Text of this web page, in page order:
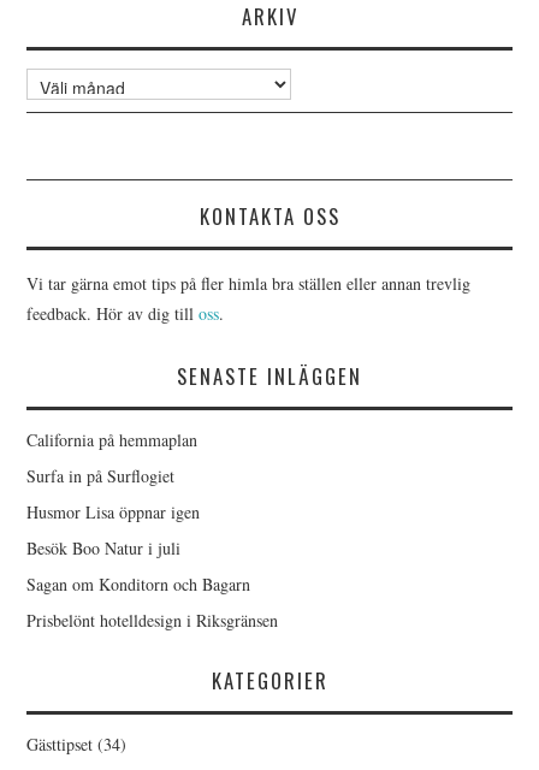
ARKIV
Arkiv
KONTAKTA OSS
Vi tar gärna emot tips på fler himla bra ställen eller annan trevlig
feedback. Hör av dig tilloss.
SENASTE INLÄGGEN
California på hemmaplan
Surfa in på Surflogiet
Husmor Lisa öppnar igen
Besök Boo Natur i juli
Sagan om Konditorn och Bagarn
Prisbelönt hotelldesign i Riksgränsen
KATEGORIER
Gästtipset (34)